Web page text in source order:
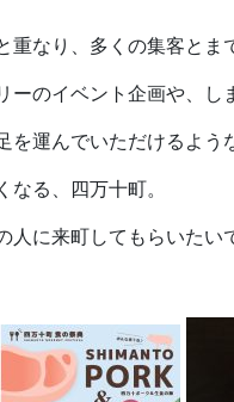
重なり、多くの集客とま
ーのイベント企画や、し
を運んでいただけるよう
る、四万十町。
人に来町してもらいたい